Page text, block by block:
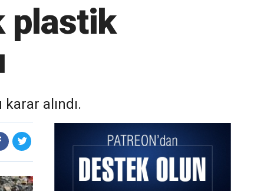
plastik
alındı.